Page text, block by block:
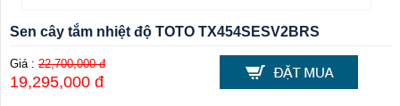
Sen cây tắm nhiệt độ TOTO TX454SESV2BRS
Giá : 22,700,000 đ
19,295,000 đ